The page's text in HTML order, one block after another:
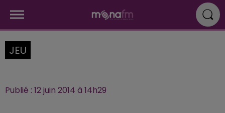
JEU
Publié : 12 juin 2014 à 14h29